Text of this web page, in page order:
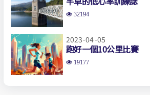
32194
2023-04-05
跑好一個10公里比賽
19177